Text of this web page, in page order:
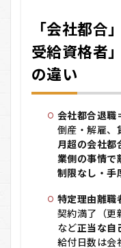
「自
己都
合」
「特
定受
給資
格
「特
定理
由離
者」
い
シフ
ト減
「会社都合
受給資格者
の違い
会社都合退職
倒産・解雇、
月超の会社都
業側の事情で
制限なし・手
特定理由離職
契約満了（更
など正当な自
給付日数は会